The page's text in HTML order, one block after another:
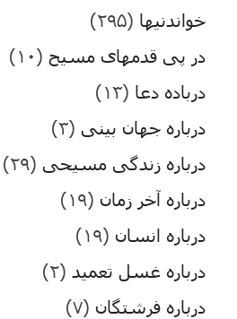
خواندنیها (۲۹۵)
در پی قدمهای مسیح (۱۰)
درباده دعا (۱۳)
درباره جهان بینی (۳)
درباره زندگی مسیحی (۲۹)
درباره آخر زمان (۱۹)
درباره انسان (۱۹)
درباره غسل تعمید (۲)
درباره فرشتگان (۷)